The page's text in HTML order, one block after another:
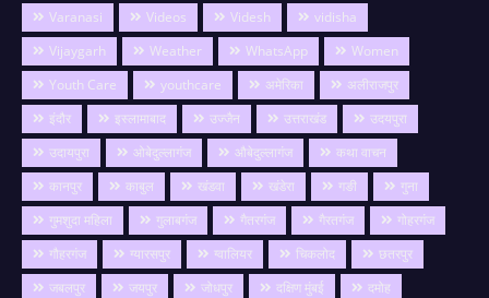
Varanasi
Videos Videsh
vidisha
Vijaygarh
Weather WhatsApp
Women
Youth Care
youthcare अमेरिका
अलीराजपुर
इंदौर
इस्लामाबाद उज्जैन उत्तराखंड
उदयपुरा
उदायपुरा
ओबेदुल्लागंज औबेदुल्लागंज
कथा वाचन
कानपुर
काबुल खंडवा खंडेरा गङी
गुना
गुमशुदा महिला
गुलाबगंज गैतरगंज गैरतगंज
गोहरगंज
गौहरगंज
ग्यारसपुर ग्वालियर चिकलोद
छतरपुर
जबलपुर
जयपुर जोधपुर दक्षिण मुंबई
दमोह